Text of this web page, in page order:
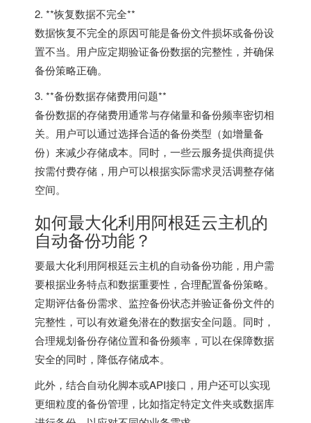
2. **恢复数据不完全**
数据恢复不完全的原因可能是备份文件损坏或备份设
置不当。用户应定期验证备份数据的完整性，并确保
备份策略正确。
3. **备份数据存储费用问题**
备份数据的存储费用通常与存储量和备份频率密切相
关。用户可以通过选择合适的备份类型（如增量备
份）来减少存储成本。同时，一些云服务提供商提供
按需付费存储，用户可以根据实际需求灵活调整存储
空间。
如何最大化利用阿根廷云主机的
自动备份功能？
要最大化利用阿根廷云主机的自动备份功能，用户需
要根据业务特点和数据重要性，合理配置备份策略。
定期评估备份需求、监控备份状态并验证备份文件的
完整性，可以有效避免潜在的数据安全问题。同时，
合理规划备份存储位置和备份频率，可以在保障数据
安全的同时，降低存储成本。
此外，结合自动化脚本或API接口，用户还可以实现
更细粒度的备份管理，比如指定特定文件夹或数据库